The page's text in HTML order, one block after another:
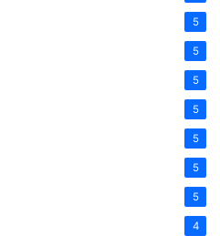
5
5
5
5
5
5
5
4